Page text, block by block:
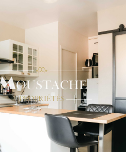
Voir le
bien